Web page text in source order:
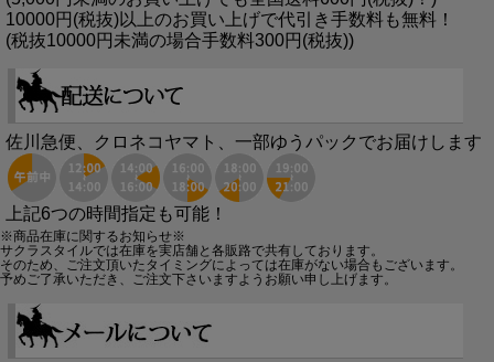
10000円(税抜)以上のお買い上げで代引き手数料も無料！
(税抜10000円未満の場合手数料300円(税抜))
佐川急便、クロネコヤマト、一部ゆうパックでお届けします
上記6つの時間指定も可能！
※商品在庫に関するお知らせ※
サクラスタイルでは在庫を実店舗と各販路で共有しております。
そのため、ご注文頂いたタイミングによっては在庫がない場合もございます。
予めご了承いただき、ご注文下さいますようお願い申し上げます。